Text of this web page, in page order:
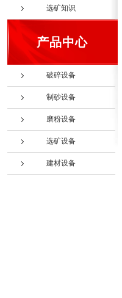
选矿知识
产品中心
破碎设备
制砂设备
磨粉设备
选矿设备
建材设备